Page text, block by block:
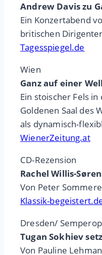
Andrew Davis zu
Ein Konzertabend
britischen
Tagesspiegel.de
Wien
Ganz auf einer
Ein stoischer Fels
Goldenen Saal des
als dynamisch-
WienerZeitung.at
CD-Rezension
Rachel Willis-
Von Peter
Klassik-
Dresden/
Tugan Sokhiev
Von Pauline